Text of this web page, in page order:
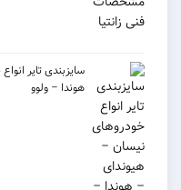
سایزبندی تایر انواع
هوندا – ولوو